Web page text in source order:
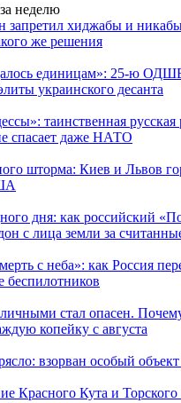
неделю
запретил хиджабы и
же решения
единицам»: 25-ю
украинского десанта
таинственная русская
спасает даже НАТО
шторма: Киев и Львов
дня: как российский
с лица земли за
с неба»: как Россия
беспилотников
стал опасен. Почему
копейку с августа
взорван особый
Красного Кута и